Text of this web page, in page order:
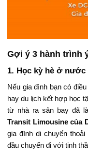
Gợi ý 3 hành trình
1. Học kỳ hè ở
Nếu gia đình bạn có
hay du lịch kết hợp học
từ nhà ra sân bay đã
Transit Limousine của
gia đình di chuyển
đầu chuyến đi với tinh